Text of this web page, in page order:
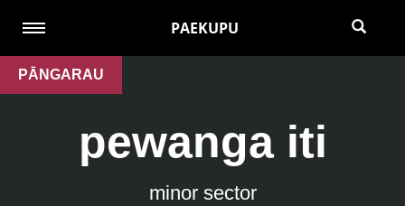
PAEKUPU
PĀNGARAU
pewanga iti
minor sector